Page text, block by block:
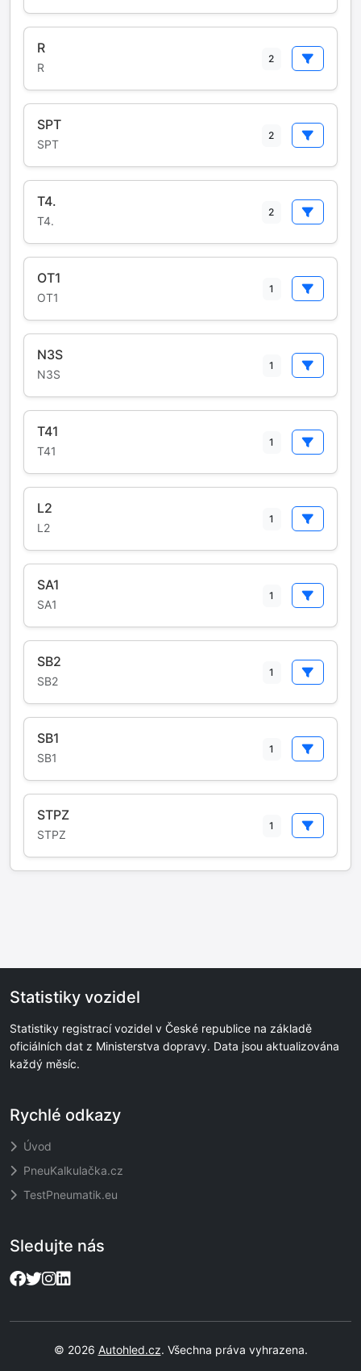
R
R
2
SPT
SPT
2
T4.
T4.
2
OT1
OT1
1
N3S
N3S
1
T41
T41
1
L2
L2
1
SA1
SA1
1
SB2
SB2
1
SB1
SB1
1
STPZ
STPZ
1
Statistiky vozidel
Statistiky registrací vozidel v České republice na základě
oficiálních dat z Ministerstva dopravy. Data jsou aktualizována
každý měsíc.
Rychlé odkazy
Úvod
PneuKalkulačka.cz
TestPneumatik.eu
Sledujte nás
© 2026 Autohled.cz. Všechna práva vyhrazena.